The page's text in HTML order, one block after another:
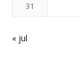
31
« jul